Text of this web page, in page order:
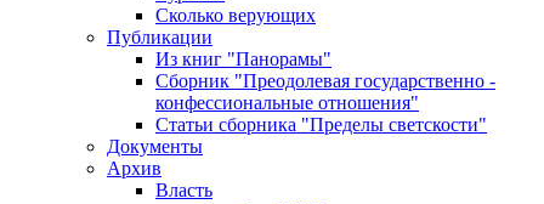
Сколько верующих
Публикации
Из книг "Панорамы"
Сборник "Преодолевая государственно -
конфессиональные отношения"
Статьи сборника "Пределы светскости"
Документы
Архив
Власть